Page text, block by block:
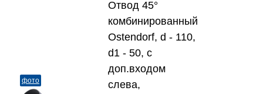
фото
Отвод 45°
комбинированный
Ostendorf, d - 110,
d1 - 50, с
доп.входом
слева,